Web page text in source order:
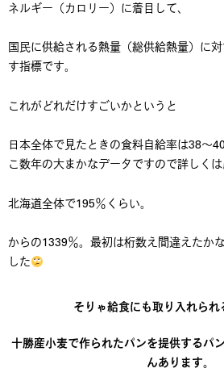
ネルギー（カロリー）に着目して、
国民に供給される熱量（総供給熱量）に
す指標です。
これがどれだけすごいかというと
日本全体で見たときの食料自給率は38～
こ数年の大まかなデータですので詳しくは
北海道全体で195％くらい。
からの1339％。最初は桁数え間違えたか
した
そりゃ給食にも取り入れられ
十勝産小麦で作られたパンを提供するパ
んあります。